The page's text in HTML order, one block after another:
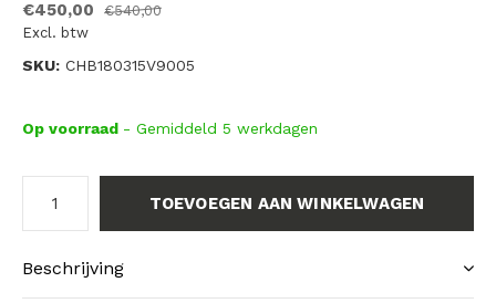
€450,00
€540,00
Excl. btw
SKU: CHB180315V9005
Op voorraad - Gemiddeld 5 werkdagen
TOEVOEGEN AAN WINKELWAGEN
Beschrijving